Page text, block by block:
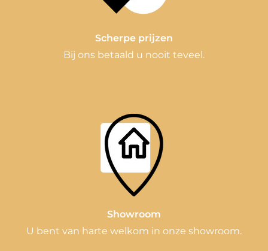
Scherpe prijzen
Bij ons betaald u nooit teveel.
Showroom
U bent van harte welkom in onze showroom.